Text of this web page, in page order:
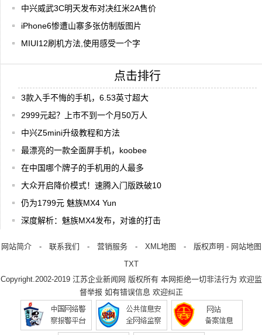
中兴威武3C明天发布对决红米2A售价
iPhone6惨遭山寨多张仿制版图片
MIUI12刷机方法,使用感受一个字
点击排行
3款入手不悔的手机，6.53英寸超大
2999元起？上市不到一个月50万人
中兴Z5mini升级教程和方法
最漂亮的一款全面屏手机，koobee
在中国哪个牌子的手机用的人最多
大众开启降价模式！速腾入门版跌破10
仍为1799元 魅族MX4 Yun
深度解析：魅族MX4发布，对谁的打击
网站简介- 联系我们 - 营销服务- XML地图 - 版权声明 - 网站地图
TXT
Copyright.2002-2019 江苏企业新闻网 版权所有 本网拒绝一切非法行为 欢迎监
督举报 如有错误信息 欢迎纠正